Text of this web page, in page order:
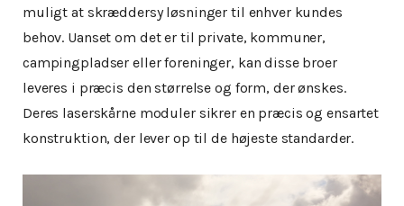
muligt at skræddersy løsninger til enhver kundes
behov. Uanset om det er til private, kommuner,
campingpladser eller foreninger, kan disse broer
leveres i præcis den størrelse og form, der ønskes.
Deres laserskårne moduler sikrer en præcis og ensartet
konstruktion, der lever op til de højeste standarder.